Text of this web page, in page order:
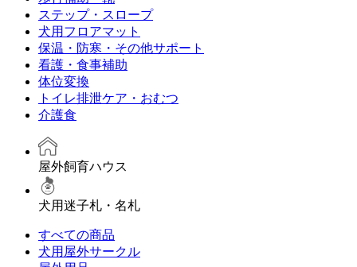
ステップ・スロープ
犬用フロアマット
保温・防寒・その他サポート
看護・食事補助
体位変換
トイレ排泄ケア・おむつ
介護食
屋外飼育ハウス
犬用迷子札・名札
すべての商品
犬用屋外サークル